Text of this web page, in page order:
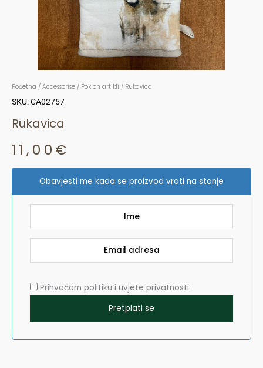
Početna / Accessorise / Poklon artikli / Rukavica
SKU: CA02757
Rukavica
11,00 €
Obavjesti me kada se proizvod vrati na stanje
Prihvaćam politiku i uvjete privatnosti